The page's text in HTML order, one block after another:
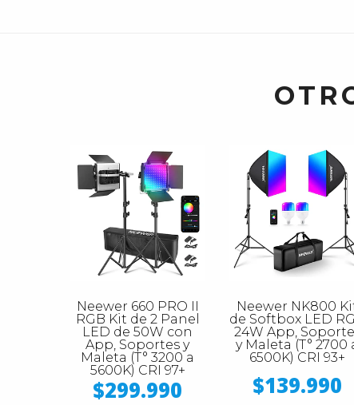
Neewer 660 PRO II
RGB Kit de 2 Panel
LED de 50W con
App, Soportes y
Maleta (T° 3200 a
5600K) CRI 97+
$299.990
Neewer NK800
de Softbox LED
24W App,
y Maleta (T° 2700
6500K) CRI 93+
$139.990